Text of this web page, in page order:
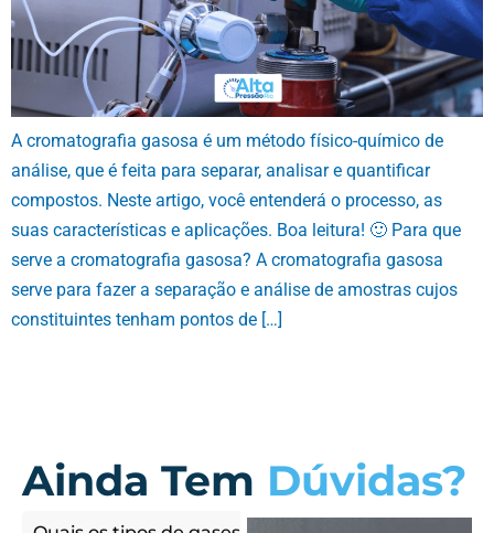
A cromatografia gasosa é um método físico-químico de
análise, que é feita para separar, analisar e quantificar
compostos. Neste artigo, você entenderá o processo, as
suas características e aplicações. Boa leitura! 🙂 Para que
serve a cromatografia gasosa? A cromatografia gasosa
serve para fazer a separação e análise de amostras cujos
constituintes tenham pontos de […]
Ainda Tem Dúvidas?